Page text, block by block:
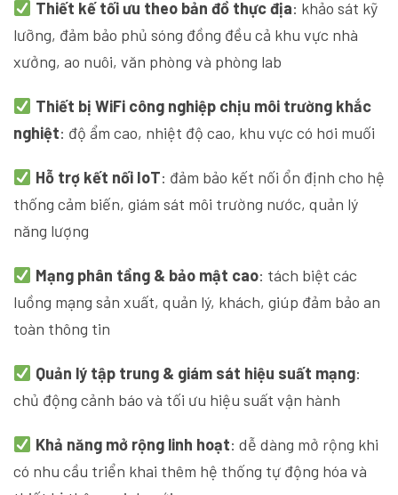
Thiết kế tối ưu theo bản đồ thực địa: khảo sát kỹ
lưỡng, đảm bảo phủ sóng đồng đều cả khu vực nhà
xưởng, ao nuôi, văn phòng và phòng lab
Thiết bị WiFi công nghiệp chịu môi trường khắc
nghiệt: độ ẩm cao, nhiệt độ cao, khu vực có hơi muối
Hỗ trợ kết nối IoT: đảm bảo kết nối ổn định cho hệ
thống cảm biến, giám sát môi trường nước, quản lý
năng lượng
Mạng phân tầng & bảo mật cao: tách biệt các
luồng mạng sản xuất, quản lý, khách, giúp đảm bảo an
toàn thông tin
Quản lý tập trung & giám sát hiệu suất mạng:
chủ động cảnh báo và tối ưu hiệu suất vận hành
Khả năng mở rộng linh hoạt: dễ dàng mở rộng khi
có nhu cầu triển khai thêm hệ thống tự động hóa và